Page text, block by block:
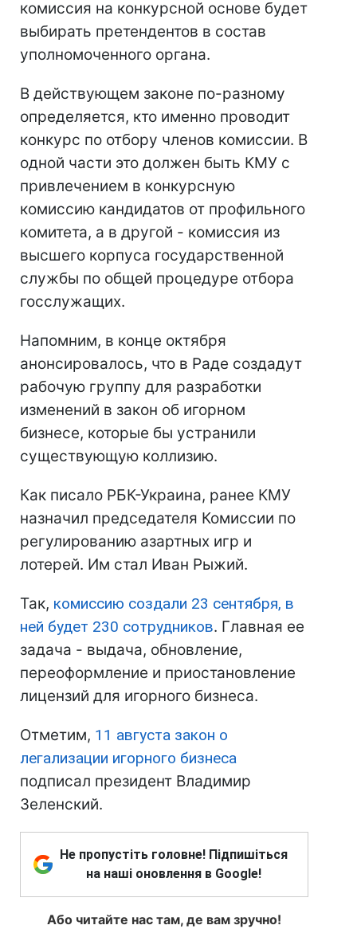
комиссия на конкурсной основе будет
выбирать претендентов в состав
уполномоченного органа.
В действующем законе по-разному
определяется, кто именно проводит
конкурс по отбору членов комиссии. В
одной части это должен быть КМУ с
привлечением в конкурсную
комиссию кандидатов от профильного
комитета, а в другой - комиссия из
высшего корпуса государственной
службы по общей процедуре отбора
госслужащих.
Напомним, в конце октября
анонсировалось, что в Раде создадут
рабочую группу для разработки
изменений в закон об игорном
бизнесе, которые бы устранили
существующую коллизию.
Как писало РБК-Украина, ранее КМУ
назначил председателя Комиссии по
регулированию азартных игр и
лотерей. Им стал Иван Рыжий.
Так, комиссию создали 23 сентября, в
ней будет 230 сотрудников. Главная ее
задача - выдача, обновление,
переоформление и приостановление
лицензий для игорного бизнеса.
Отметим, 11 августа закон о
легализации игорного бизнеса
подписал президент Владимир
Зеленский.
Не пропустіть головне! Підпишіться
на наші оновлення в Google!
Або читайте нас там, де вам зручно!